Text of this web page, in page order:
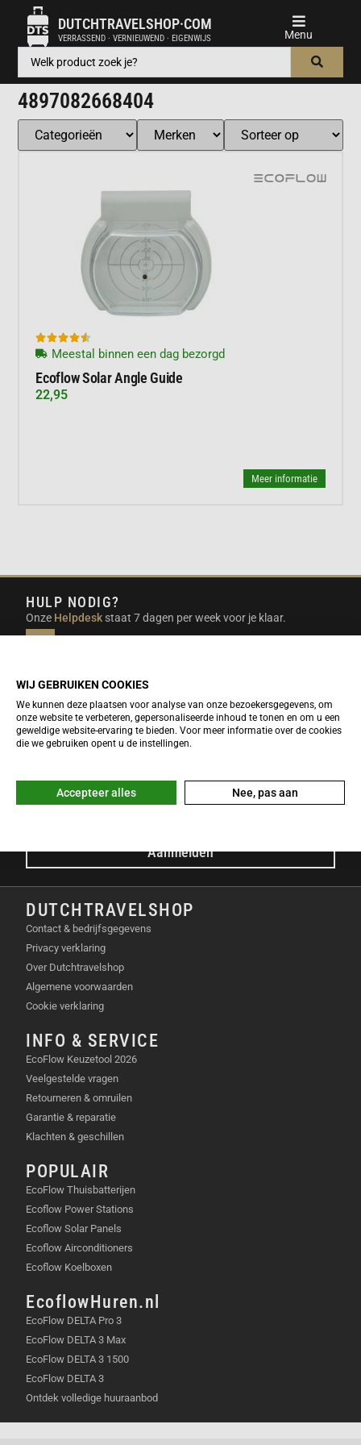
DUTCHTRAVELSHOP·COM
VERRASSEND · VERNIEUWEND · EIGENWIJS
4897082668404

Meestal binnen een dag bezorgd
Ecoflow Solar Angle Guide
22,95
Meer informatie
HULP NODIG?
Onze Helpdesk staat 7 dagen per week voor je klaar.
beantwoorden.
NIEUWSBRIEF
Meld je nu gratis aan voor de DTS-Nieuwsbrief en ontvang het
E-mailadres
Aanmelden
DUTCHTRAVELSHOP
Contact & bedrijfsgegevens
Privacy verklaring
Over Dutchtravelshop
Algemene voorwaarden
Cookie verklaring
INFO & SERVICE
EcoFlow Keuzetool 2026
Veelgestelde vragen
Retourneren & omruilen
Garantie & reparatie
Klachten & geschillen
POPULAIR
EcoFlow Thuisbatterijen
Ecoflow Power Stations
Ecoflow Solar Panels
Ecoflow Airconditioners
Ecoflow Koelboxen
EcoflowHuren.nl
EcoFlow DELTA Pro 3
EcoFlow DELTA 3 Max
EcoFlow DELTA 3 1500
EcoFlow DELTA 3
Ontdek volledige huuraanbod
WIJ GEBRUIKEN COOKIES
We kunnen deze plaatsen voor analyse van onze bezoekersgegevens, om
onze website te verbeteren, gepersonaliseerde inhoud te tonen en om u een
geweldige website-ervaring te bieden. Voor meer informatie over de cookies
die we gebruiken opent u de instellingen.
Accepteer alles Nee, pas aan